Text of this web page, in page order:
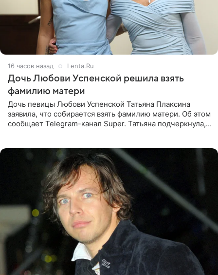
16 часов назад Lenta.Ru
Дочь Любови Успенской решила взять
фамилию матери
Дочь певицы Любови Успенской Татьяна Плаксина
заявила, что собирается взять фамилию матери. Об этом
сообщает Telegram-канал Super. Татьяна подчеркнула,